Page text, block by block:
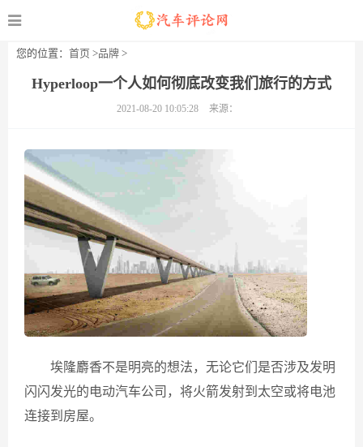
您的位置： 首页 >品牌 >
Hyperloop一个人如何彻底改变我们旅行的方式
2021-08-20 10:05:28 来源：
埃隆麝香不是明亮的想法，无论它们是否涉及发明
闪闪发光的电动汽车公司，将火箭发射到太空或将电池
连接到房屋。